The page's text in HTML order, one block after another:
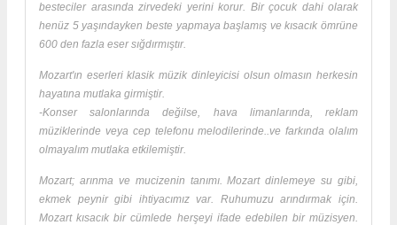
besteciler arasında zirvedeki yerini korur. Bir çocuk dahi olarak
henüz 5 yaşındayken beste yapmaya başlamış ve kısacık ömrüne
600 den fazla eser sığdırmıştır.
Mozart'ın eserleri klasik müzik dinleyicisi olsun olmasın herkesin
hayatına mutlaka girmiştir.
-Konser salonlarında değilse, hava limanlarında, reklam
müziklerinde veya cep telefonu melodilerinde..ve farkında olalım
olmayalım mutlaka etkilemiştir.
Mozart; arınma ve mucizenin tanımı. Mozart dinlemeye su gibi,
ekmek peynir gibi ihtiyacımız var. Ruhumuzu arındırmak için.
Mozart kısacık bir cümlede herşeyi ifade edebilen bir müzisyen.